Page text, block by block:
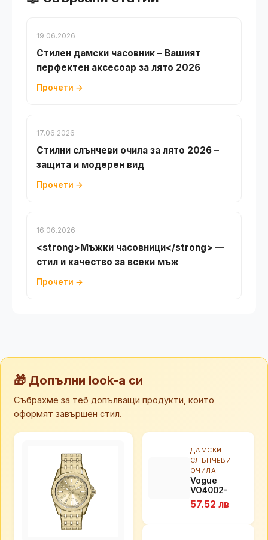
19.06.2026
Стилен дамски часовник – Вашият
перфектен аксесоар за лято 2026
Прочети →
17.06.2026
Стилни слънчеви очила за лято 2026 –
защита и модерен вид
Прочети →
16.06.2026
<strong>Мъжки часовници</strong> —
стил и качество за всеки мъж
Прочети →
🎁 Допълни look-а си
Събрахме за теб допълващи продукти, които
оформят завършен стил.
ДАМСКИ
СЛЪНЧЕВИ
ОЧИЛА
Vogue
VO4002-
934S13
57.52 лв